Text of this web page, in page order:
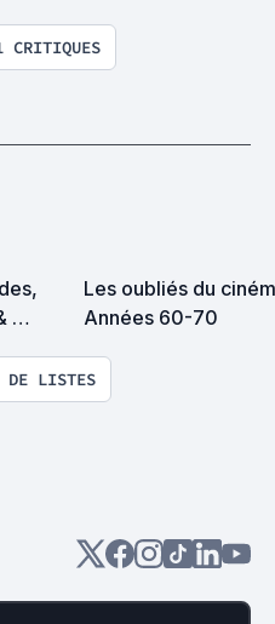
CRITIQUES
Les oubliés du
Années 60-70
DE LISTES